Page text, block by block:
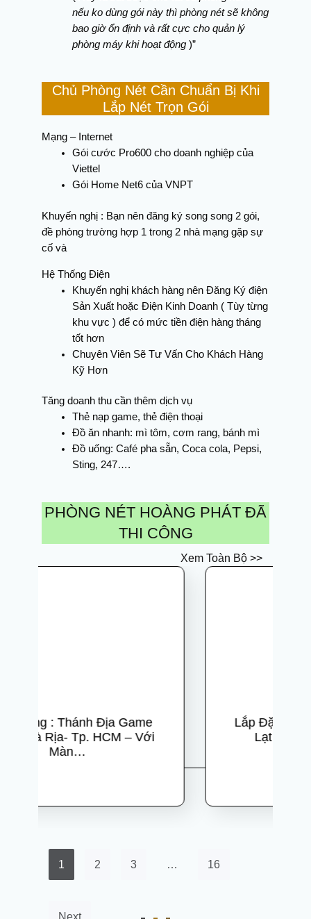
nếu ko dùng gói này thì phòng nét sẽ không
bao giờ ổn định và rất cực cho quản lý
phòng máy khi hoạt động)”
Chủ Phòng Nét Cần Chuẩn Bị Khi
Lắp Nét Trọn Gói
Mạng – Internet
Gói cước Pro600 cho doanh nghiệp của
Viettel
Gói Home Net6 của VNPT
Khuyến nghị : Bạn nên đăng ký song song 2 gói,
đề phòng trường hợp 1 trong 2 nhà mạng gặp sự
cố và
Hệ Thống Điện
Khuyến nghị khách hàng nên Đăng Ký điện
Sản Xuất hoặc Điện Kinh Doanh ( Tùy từng
khu vực ) để có mức tiền điện hàng tháng
tốt hơn
Chuyên Viên Sẽ Tư Vấn Cho Khách Hàng
Kỹ Hơn
Tăng doanh thu cần thêm dịch vụ
Thẻ nạp game, thẻ điện thoại
Đồ ăn nhanh: mì tôm, cơm rang, bánh mì
Đồ uống: Café pha sẵn, Coca cola, Pepsi,
Sting, 247….
PHÒNG NÉT HOÀNG PHÁT ĐÃ
THI CÔNG
Xem Toàn Bộ >>
Lắp Đặt Phòng Net Trọn Gói Đà
Lạt : Go Club – Billiard &
1 2 3 … 16
Next